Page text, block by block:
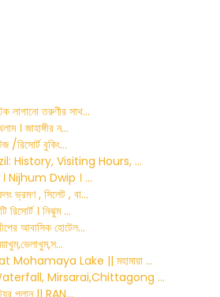
লাগানো তরুণীর সাথ...
। জাহাঙ্গীর ন...
/রিসোর্ট বুকিং...
History, Visiting Hours, ...
। Nijhum Dwip । ...
ভ্রমণ , সিলেট , বা...
রিসোর্ট । নিঝুম ...
আবাসিক হোটেল...
Lake || মহামায়া ...
Mirsarai,Chittagong ...
ট্যুর প্লান || RAN...